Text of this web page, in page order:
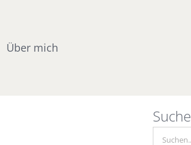
Über mich
Suche